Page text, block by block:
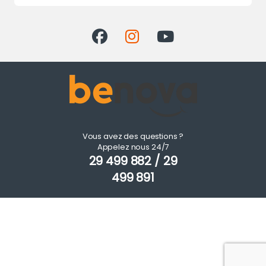
Vous avez des questions ?
Appelez nous 24/7
29 499 882 / 29
499 891